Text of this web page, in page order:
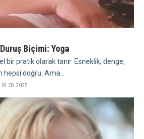
Biçimi: Yoga
bir pratik olarak tanır. Esneklik, denge,
doğru. Ama...
18.08.2025